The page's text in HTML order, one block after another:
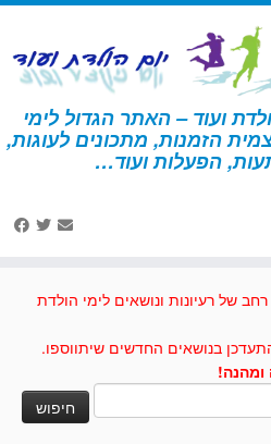
ועוד – האתר הגדול לימי
הזמנות, מתכונים לעוגות,
הפעלות ועוד…
נעליים
רחב של רעיונות ונושאים לימי הולדת
בנושאים החדשים שיתווספו.
ומהנה!